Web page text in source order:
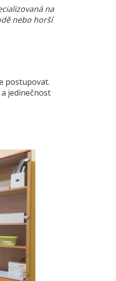
na
nebo horší
postupovat.
jedinečnost